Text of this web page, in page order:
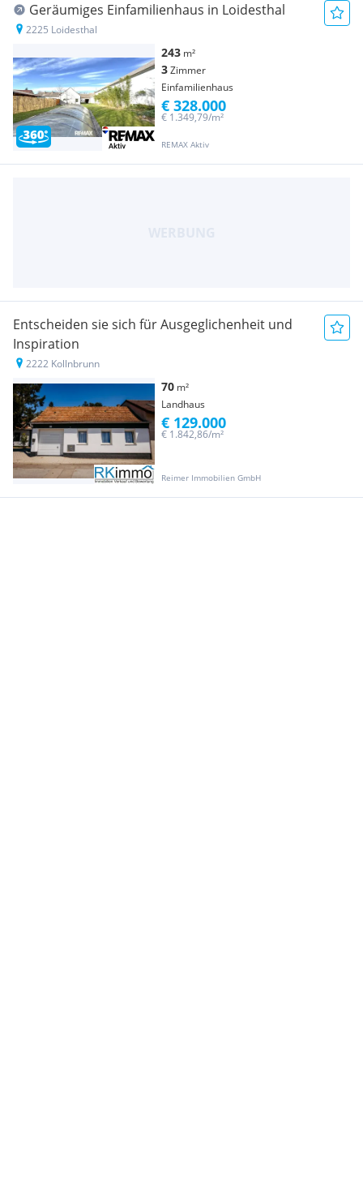
Geräumiges Einfamilienhaus in Loidesthal
2225 Loidesthal
243 m²
3Zimmer
Einfamilienhaus
REMAX Aktiv
€ 1.349,79/m²
€ 328.000
Entscheiden sie sich für Ausgeglichenheit und
Inspiration
2222 Kollnbrunn
70 m²
Landhaus
Reimer Immobilien GmbH
€ 1.842,86/m²
€ 129.000